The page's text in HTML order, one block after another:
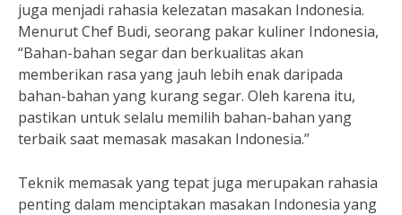
juga menjadi rahasia kelezatan masakan Indonesia.
Menurut Chef Budi, seorang pakar kuliner Indonesia,
“Bahan-bahan segar dan berkualitas akan
memberikan rasa yang jauh lebih enak daripada
bahan-bahan yang kurang segar. Oleh karena itu,
pastikan untuk selalu memilih bahan-bahan yang
terbaik saat memasak masakan Indonesia.”
Teknik memasak yang tepat juga merupakan rahasia
penting dalam menciptakan masakan Indonesia yang